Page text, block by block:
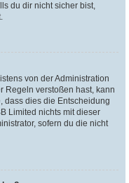
du dir nicht sicher bist,
von der Administration
Regeln verstoßen hast, kann
dass dies die Entscheidung
Limited nichts mit dieser
sofern du die nicht